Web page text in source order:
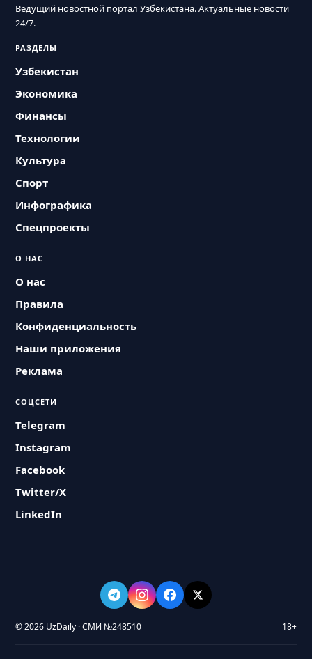
Ведущий новостной портал Узбекистана. Актуальные новости
24/7.
РАЗДЕЛЫ
Узбекистан
Экономика
Финансы
Технологии
Культура
Спорт
Инфографика
Спецпроекты
О НАС
О нас
Правила
Конфиденциальность
Наши приложения
Реклама
СОЦСЕТИ
Telegram
Instagram
Facebook
Twitter/X
LinkedIn
© 2026 UzDaily · СМИ №248510 18+